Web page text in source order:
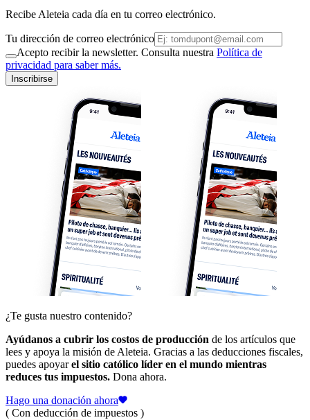
Recibe Aleteia cada día en tu correo electrónico.
Tu dirección de correo electrónico
Acepto recibir la newsletter. Consulta nuestra Política de
privacidad para saber más.
Inscribirse
¿Te gusta nuestro contenido?
Ayúdanos a cubrir los costos de producción de los artículos que
lees y apoya la misión de Aleteia. Gracias a las deducciones fiscales,
puedes apoyarel sitio católico líder en el mundo mientras
reduces tus impuestos. Dona ahora.
Hago una donación ahora
( Con deducción de impuestos )